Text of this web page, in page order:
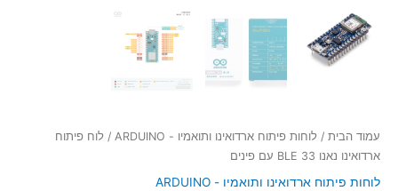
עמוד הבית / לוחות פיתוח ארדואינו ותואמיו - ARDUINO
/ לוח פיתוח
ארדואינו נאנו 33 BLE עם פינים
לוחות פיתוח ארדואינו ותואמיו - ARDUINO